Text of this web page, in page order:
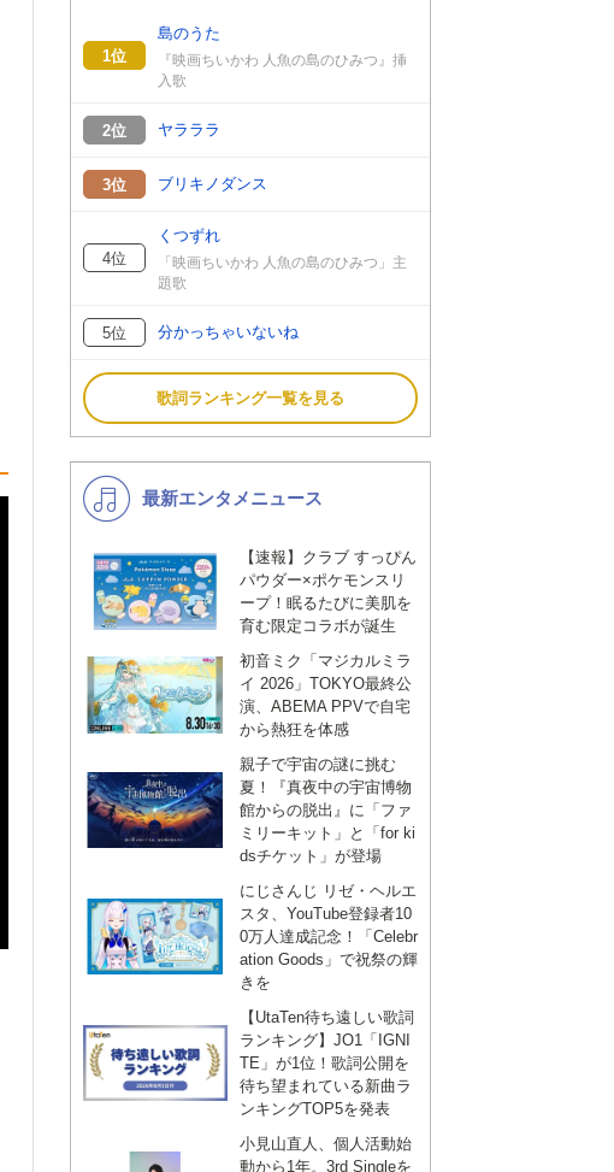
バンド
VTuber
1位
島のうた
『映画ちいかわ 人魚の島のひみつ』挿
入歌
2位 ヤラララ
3位 ブリキノダンス
4位
くつずれ
「映画ちいかわ 人魚の島のひみつ」主
題歌
5位 分かっちゃいないね
歌詞ランキング一覧を見る
最新エンタメニュース
【速報】クラブ すっぴん
パウダー×ポケモンスリ
ープ！眠るたびに美肌を
育む限定コラボが誕生
初音ミク「マジカルミラ
イ 2026」TOKYO最終公
演、ABEMA PPVで自宅
から熱狂を体感
親子で宇宙の謎に挑む
夏！『真夜中の宇宙博物
館からの脱出』に「ファ
ミリーキット」と「for ki
dsチケット」が登場
にじさんじ リゼ・ヘルエ
スタ、YouTube登録者10
0万人達成記念！「Celebr
ation Goods」で祝祭の輝
きを
【UtaTen待ち遠しい歌詞
ランキング】JO1「IGNI
TE」が1位！歌詞公開を
待ち望まれている新曲ラ
ンキングTOP5を発表
小見山直人、個人活動始
動から1年。3rd Singleを